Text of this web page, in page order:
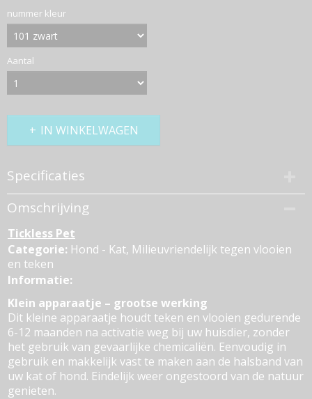
nummer kleur
Aantal
IN WINKELWAGEN
Specificaties
Productcode
364-185
Bruto gewicht
0,10 Kg
Omschrijving
Tickless Pet
Categorie: Hond - Kat, Milieuvriendelijk tegen vlooien
en teken
Informatie:
Klein apparaatje – grootse werking
Dit kleine apparaatje houdt teken en vlooien gedurende
6-12 maanden na activatie weg bij uw huisdier, zonder
het gebruik van gevaarlijke chemicaliën. Eenvoudig in
gebruik en makkelijk vast te maken aan de halsband van
uw kat of hond. Eindelijk weer ongestoord van de natuur
genieten.